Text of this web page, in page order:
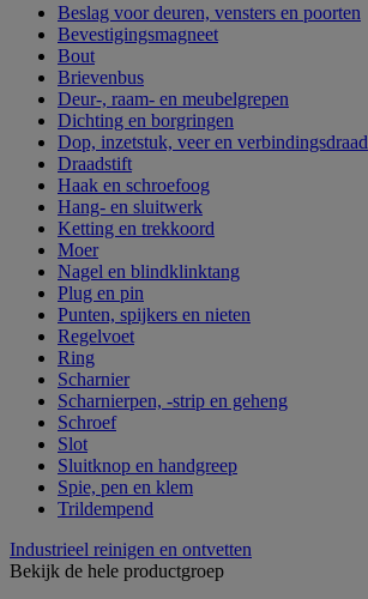
Beslag voor deuren, vensters en poorten
Bevestigingsmagneet
Bout
Brievenbus
Deur-, raam- en meubelgrepen
Dichting en borgringen
Dop, inzetstuk, veer en verbindingsdraad
Draadstift
Haak en schroefoog
Hang- en sluitwerk
Ketting en trekkoord
Moer
Nagel en blindklinktang
Plug en pin
Punten, spijkers en nieten
Regelvoet
Ring
Scharnier
Scharnierpen, -strip en geheng
Schroef
Slot
Sluitknop en handgreep
Spie, pen en klem
Trildempend
Industrieel reinigen en ontvetten
Bekijk de hele productgroep